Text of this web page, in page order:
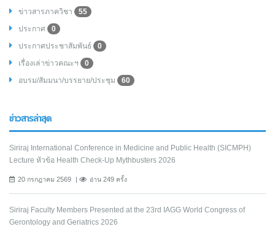
ข่าวสารภาควิชา
55
ประกาศ
0
ประกาศประชาสัมพันธ์
0
เรื่องเล่าข่าวคณะฯ
0
อบรม/สัมมนา/บรรยาย/ประชุม
60
ข่าวสารล่าสุด
Siriraj International Conference in Medicine and Public Health (SICMPH)
Lecture หัวข้อ Health Check-Up Mythbusters 2026
20 กรกฎาคม 2569 อ่าน 249 ครั้ง
Siriraj Faculty Members Presented at the 23rd IAGG World Congress of
Gerontology and Geriatrics 2026